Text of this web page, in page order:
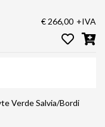
€ 266,00 +IVA
Verde Salvia/Bordi